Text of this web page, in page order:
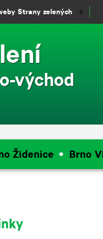
východ
Židenice Brno
Strany zelených ▼